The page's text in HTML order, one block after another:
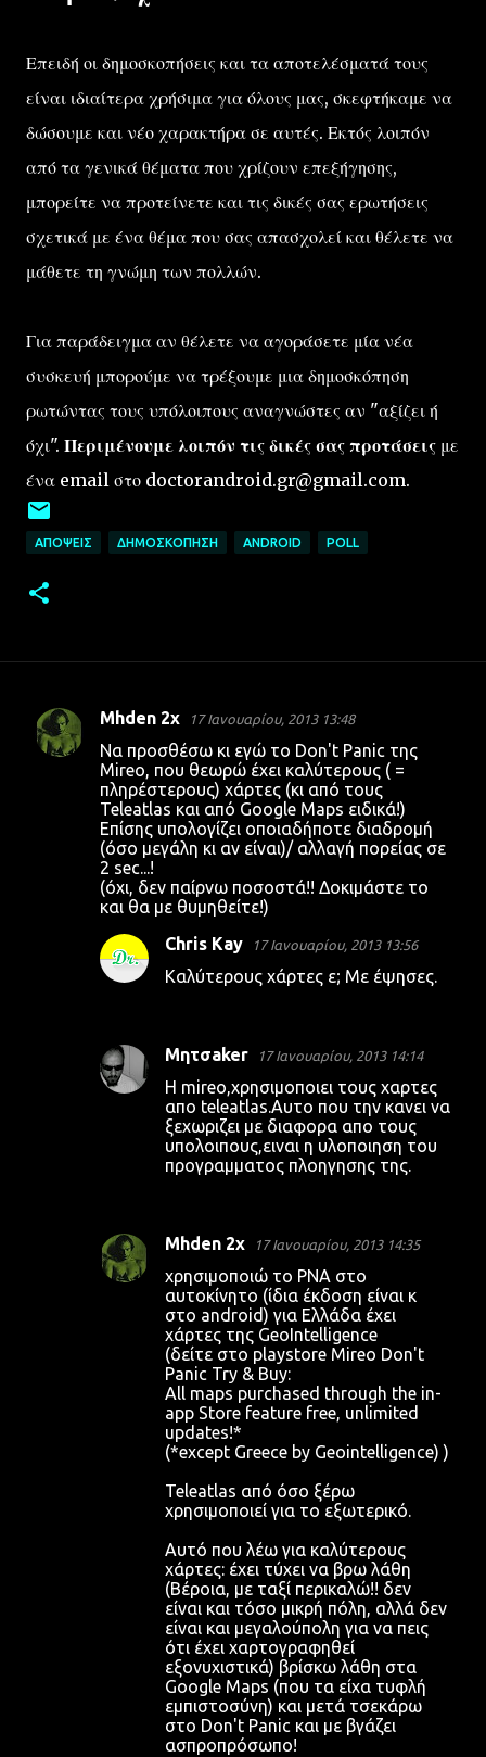
Επειδή οι δημοσκοπήσεις και τα αποτελέσματά τους
είναι ιδιαίτερα χρήσιμα για όλους μας, σκεφτήκαμε να
δώσουμε και νέο χαρακτήρα σε αυτές. Εκτός λοιπόν
από τα γενικά θέματα που χρίζουν επεξήγησης,
μπορείτε να προτείνετε και τις δικές σας ερωτήσεις
σχετικά με ένα θέμα που σας απασχολεί και θέλετε να
μάθετε τη γνώμη των πολλών.
Για παράδειγμα αν θέλετε να αγοράσετε μία νέα
συσκευή μπορούμε να τρέξουμε μια δημοσκόπηση
ρωτώντας τους υπόλοιπους αναγνώστες αν "αξίζει ή
όχι". Περιμένουμε λοιπόν τις δικές σας προτάσεις με
ένα email στο doctorandroid.gr@gmail.com.
ΑΠΌΨΕΙΣ ΔΗΜΟΣΚΌΠΗΣΗ ANDROID POLL
Σ
Mhden 2x 17 Ιανουαρίου, 2013 13:48
Να προσθέσω κι εγώ το Don't Panic της
Mireo, που θεωρώ έχει καλύτερους ( =
πληρέστερους) χάρτες (κι από τους
Teleatlas και από Google Maps ειδικά!)
Επίσης υπολογίζει οποιαδήποτε διαδρομή
(όσο μεγάλη κι αν είναι)/ αλλαγή πορείας σε
2 sec...!
(όχι, δεν παίρνω ποσοστά!! Δοκιμάστε το
και θα με θυμηθείτε!)
Chris Kay 17 Ιανουαρίου, 2013 13:56
Καλύτερους χάρτες ε; Με έψησες.
Μητσaker 17 Ιανουαρίου, 2013 14:14
H mireo,χρησιμοποιει τους χαρτες
απο teleatlas.Aυτο που την κανει να
ξεχωριζει με διαφορα απο τους
υπολοιπους,ειναι η υλοποιηση του
προγραμματος πλοηγησης της.
Mhden 2x 17 Ιανουαρίου, 2013 14:35
χρησιμοποιώ το PNA στο
αυτοκίνητο (ίδια έκδοση είναι κ
στο android) για Ελλάδα έχει
χάρτες της GeoIntelligence
(δείτε στο playstore Mireo Don't
Panic Try & Buy:
All maps purchased through the in-
app Store feature free, unlimited
updates!*
(*except Greece by Geointelligence) )
Teleatlas από όσο ξέρω
χρησιμοποιεί για το εξωτερικό.
Αυτό που λέω για καλύτερους
χάρτες: έχει τύχει να βρω λάθη
(Βέροια, με ταξί περικαλώ!! δεν
είναι και τόσο μικρή πόλη, αλλά δεν
είναι και μεγαλούπολη για να πεις
ότι έχει χαρτογραφηθεί
εξονυχιστικά) βρίσκω λάθη στα
Google Maps (που τα είχα τυφλή
εμπιστοσύνη) και μετά τσεκάρω
στο Don't Panic και με βγάζει
ασπροπρόσωπο!